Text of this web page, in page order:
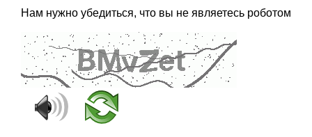
Нам нужно убедиться, что вы не являетесь роботом